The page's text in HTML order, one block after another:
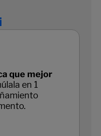
que mejor
en 1